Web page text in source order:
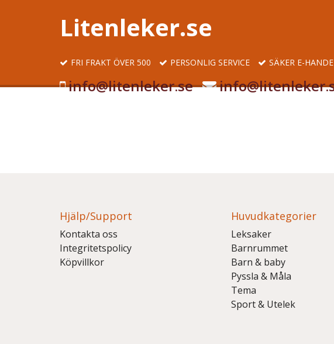
Litenleker.se
FRI FRAKT ÖVER 500 PERSONLIG SERVICE SÄKER E-
info@litenleker.se
Hjälp/Support
Kontakta oss
Integritetspolicy
Köpvillkor
Huvudkategorier
Leksaker
Barnrummet
Barn & baby
Pyssla & Måla
Tema
Sport & Utelek